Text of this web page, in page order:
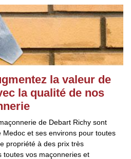
la valeur de
la qualité de nos
de Debart Richy sont
Medoc et ses environs pour toutes
propriété à des prix très
toutes vos maçonneries et